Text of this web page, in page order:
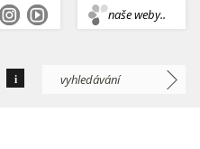
naše weby..
i